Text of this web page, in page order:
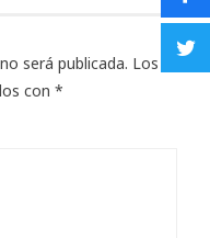
será publicada. Los
con *